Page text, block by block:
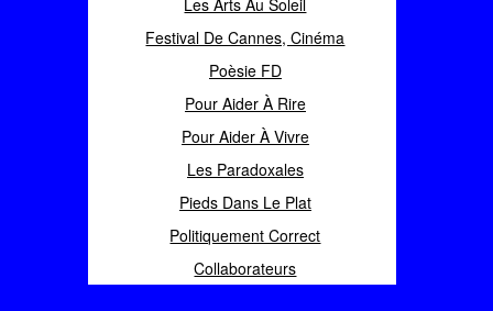
Les Arts Au Soleil
Festival De Cannes, Cinéma
Poèsie FD
Pour Aider À Rire
Pour Aider À Vivre
Les Paradoxales
Pieds Dans Le Plat
Politiquement Correct
Collaborateurs